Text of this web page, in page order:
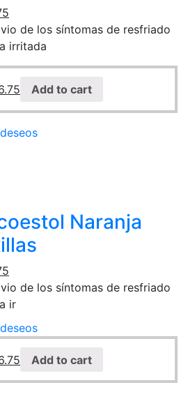
de los síntomas de resfriado
irritada
Add to cart
Naranja
de los síntomas de resfriado
ir
Add to cart